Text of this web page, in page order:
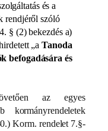
és a
rendjéről szóló
§ (2) bekezdés a)
„aTanoda
befogadására és
az egyes
Korm. rendelet 7.§-